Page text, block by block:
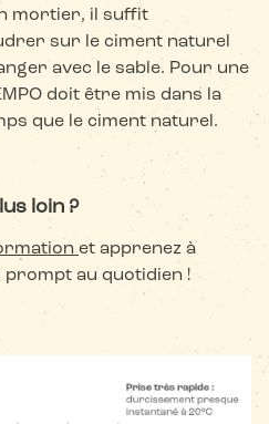
mortier, il suffit
sur le ciment naturel
avec le sable. Pour une
doit être mis dans la
que le ciment naturel.
loin ?
et apprenez à
au quotidien !